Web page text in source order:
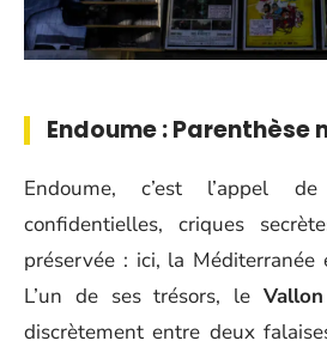
Endoume : Parenthèse
Endoume, c’est l’appel
confidentielles, criques
préservée : ici, la Méditerranée
L’un de ses trésors, le
discrètement entre deux